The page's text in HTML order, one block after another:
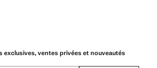
exclusives, ventes privées et nouveautés